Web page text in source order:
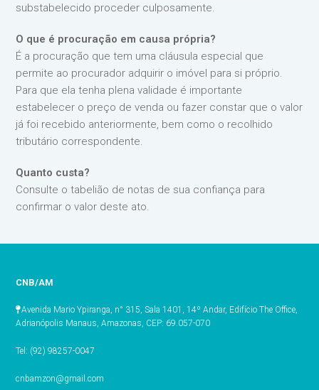
substabelecido proceder culposamente.
O que é procuração em causa própria?
É a procuração que tem uma cláusula especial que
permite ao procurador adquirir o imóvel para si próprio.
Para que ela tenha plena validade é importante
estabelecer o preço de venda ou fazer constar que o valor
já foi recebido anteriormente, bem como o recolhido
tributário correspondente.
Quanto custa?
Consulte o tabelião de notas de sua confiança para
confirmar o valor deste ato.
CNB/AM
Avenida Mario Ypiranga, n° 315, Sala 1401, 14º Andar, Edifício The Office,
Adrianópolis Manaus, Amazonas, CEP: 69.057-070
Tel: (92) 98257-0047
cnbamzon@gmail.com